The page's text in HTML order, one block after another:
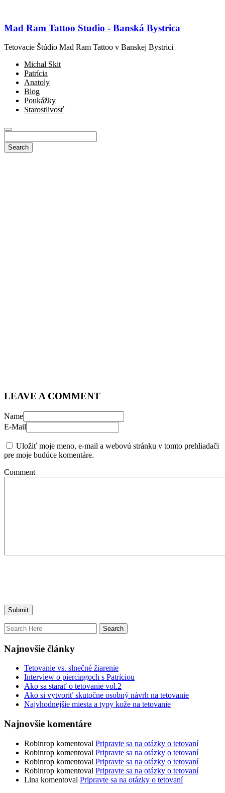
Mad Ram Tattoo Studio - Banská Bystrica
Tetovacie Štúdio Mad Ram Tattoo v Banskej Bystrici
Michal Skit
Patrícia
Anatoly
Blog
Poukážky
Starostlivosť
LEAVE A COMMENT
Name
E-Mail
Uložiť moje meno, e-mail a webovú stránku v tomto prehliadači
pre moje budúce komentáre.
Comment
Najnovšie články
Tetovanie vs. slnečné žiarenie
Interview o piercingoch s Patríciou
Ako sa starať o tetovanie vol.2
Ako si vytvoriť skutočne osobný návrh na tetovanie
Najvhodnejšie miesta a typy kože na tetovanie
Najnovšie komentáre
Robinrop komentoval Pripravte sa na otázky o tetovaní
Robinrop komentoval Pripravte sa na otázky o tetovaní
Robinrop komentoval Pripravte sa na otázky o tetovaní
Robinrop komentoval Pripravte sa na otázky o tetovaní
Lina komentoval Pripravte sa na otázky o tetovaní